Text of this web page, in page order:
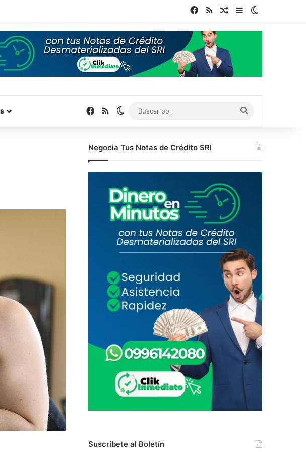
Facebook
RSS Publicación al azar
Barra lateral
Facebook
RSS Switch skin
por
Negocia Tus Notas de Crédito SRI
Suscríbete al Boletín